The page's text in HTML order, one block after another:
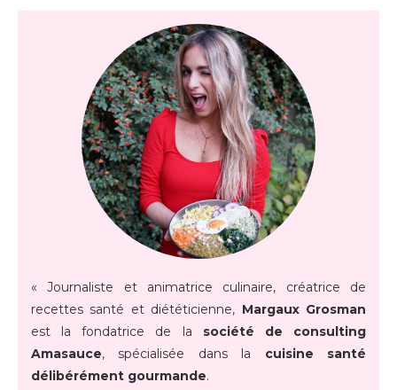
« Journaliste et animatrice culinaire, créatrice de
recettes santé et diététicienne, Margaux Grosman
est la fondatrice de la société de consulting
Amasauce, spécialisée dans la cuisine santé
délibérément gourmande.